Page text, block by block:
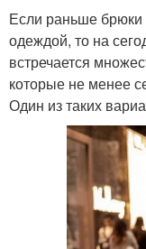
Если раньше брюки
одеждой, то на
встречается
которые не менее
Один из таких